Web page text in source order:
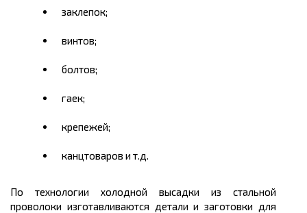
заклепок;
винтов;
болтов;
гаек;
крепежей;
канцтоваров и т.д.
По технологии холодной высадки из стальной
проволоки изготавливаются детали и заготовки для